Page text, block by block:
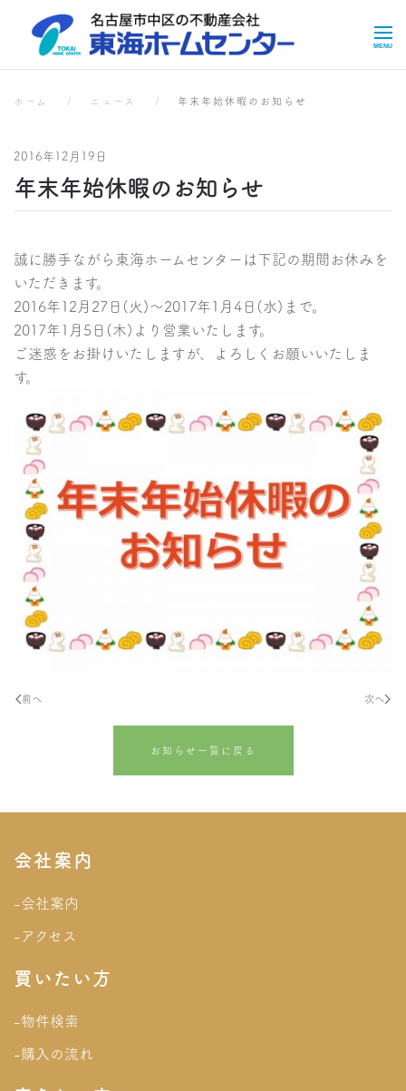
Skip to main content
お知らせ
お知らせ
ホーム ニュース 年末年始休暇のお知らせ
2016年12月19日
年末年始休暇のお知らせ
誠に勝手ながら東海ホームセンターは下記の期間お休みを
いただきます。
2016年12月27日(火)～2017年1月4日(水)まで。
2017年1月5日(木)より営業いたします。
ご迷惑をお掛けいたしますが、よろしくお願いいたしま
す。
前へ 次へ
お知らせ一覧に戻る
会社案内
-会社案内
-アクセス
買いたい方
-物件検索
-購入の流れ